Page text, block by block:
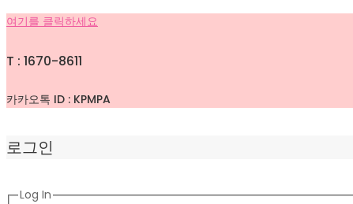
여기를 클릭하세요
T : 1670-8611
카카오톡 ID : KPMPA
로그인
Log In